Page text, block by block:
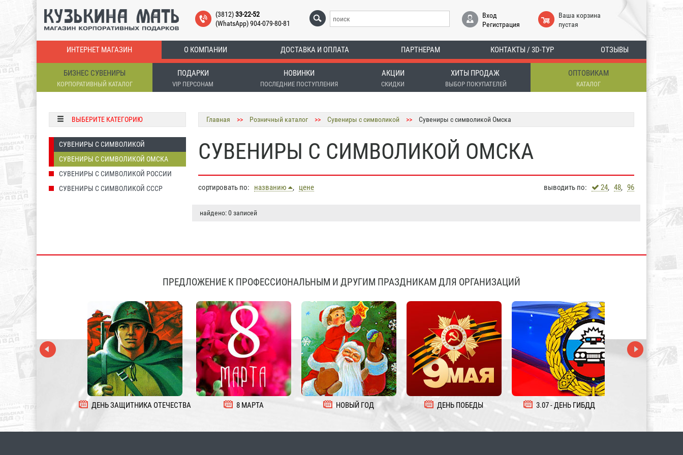
(3812)33-22-52
(WhatsApp) 904-079-80-81
Вход
Регистрация
Ваша корзина
пустая
ИНТЕРНЕТ МАГАЗИН О КОМПАНИИ ДОСТАВКА И ОПЛАТА ПАРТНЕРАМ КОНТАКТЫ / 3D-ТУР ОТЗЫВЫ
БИЗНЕС СУВЕНИРЫ
КОРПОРАТИВНЫЙ КАТАЛОГ
ПОДАРКИ
VIP ПЕРСОНАМ
НОВИНКИ
ПОСЛЕДНИЕ ПОСТУПЛЕНИЯ
АКЦИИ
СКИДКИ
ХИТЫ ПРОДАЖ
ВЫБОР ПОКУПАТЕЛЕЙ
ОПТОВИКАМ
КАТАЛОГ
ВЫБЕРИТЕ КАТЕГОРИЮ
СУВЕНИРЫ С СИМВОЛИКОЙ
СУВЕНИРЫ С СИМВОЛИКОЙ ОМСКА
СУВЕНИРЫ С СИМВОЛИКОЙ РОССИИ
СУВЕНИРЫ С СИМВОЛИКОЙ СССР
Главная >> Розничный каталог >> Сувениры с символикой >> Сувениры с символикой Омска
СУВЕНИРЫ С СИМВОЛИКОЙ ОМСКА
сортировать по: названию , цене выводить по: 24, 48, 96
найдено: 0 записей
ПРЕДЛОЖЕНИЕ К ПРОФЕССИОНАЛЬНЫМ И ДРУГИМ ПРАЗДНИКАМ ДЛЯ ОРГАНИЗАЦИЙ
ДЕНЬ ЗАЩИТНИКА ОТЕЧЕСТВА 8 МАРТА НОВЫЙ ГОД ДЕНЬ ПОБЕДЫ 3.07 - ДЕНЬ ГИБДД 5.08 - ДЕНЬ